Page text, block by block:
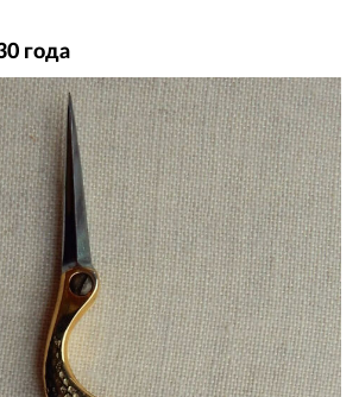
года